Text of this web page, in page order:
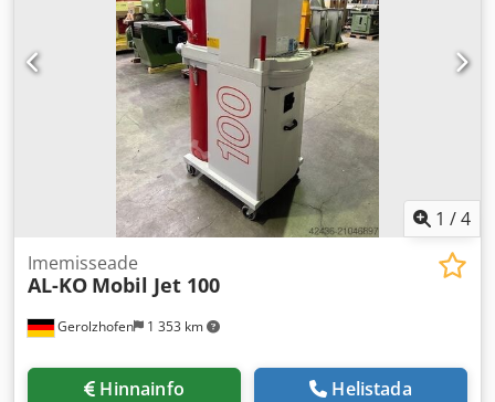
1 /4
Gerolzhofen 1 353 km
Imemisseade
AL-KO Mobil Jet 100
Hinnainfo Helistada